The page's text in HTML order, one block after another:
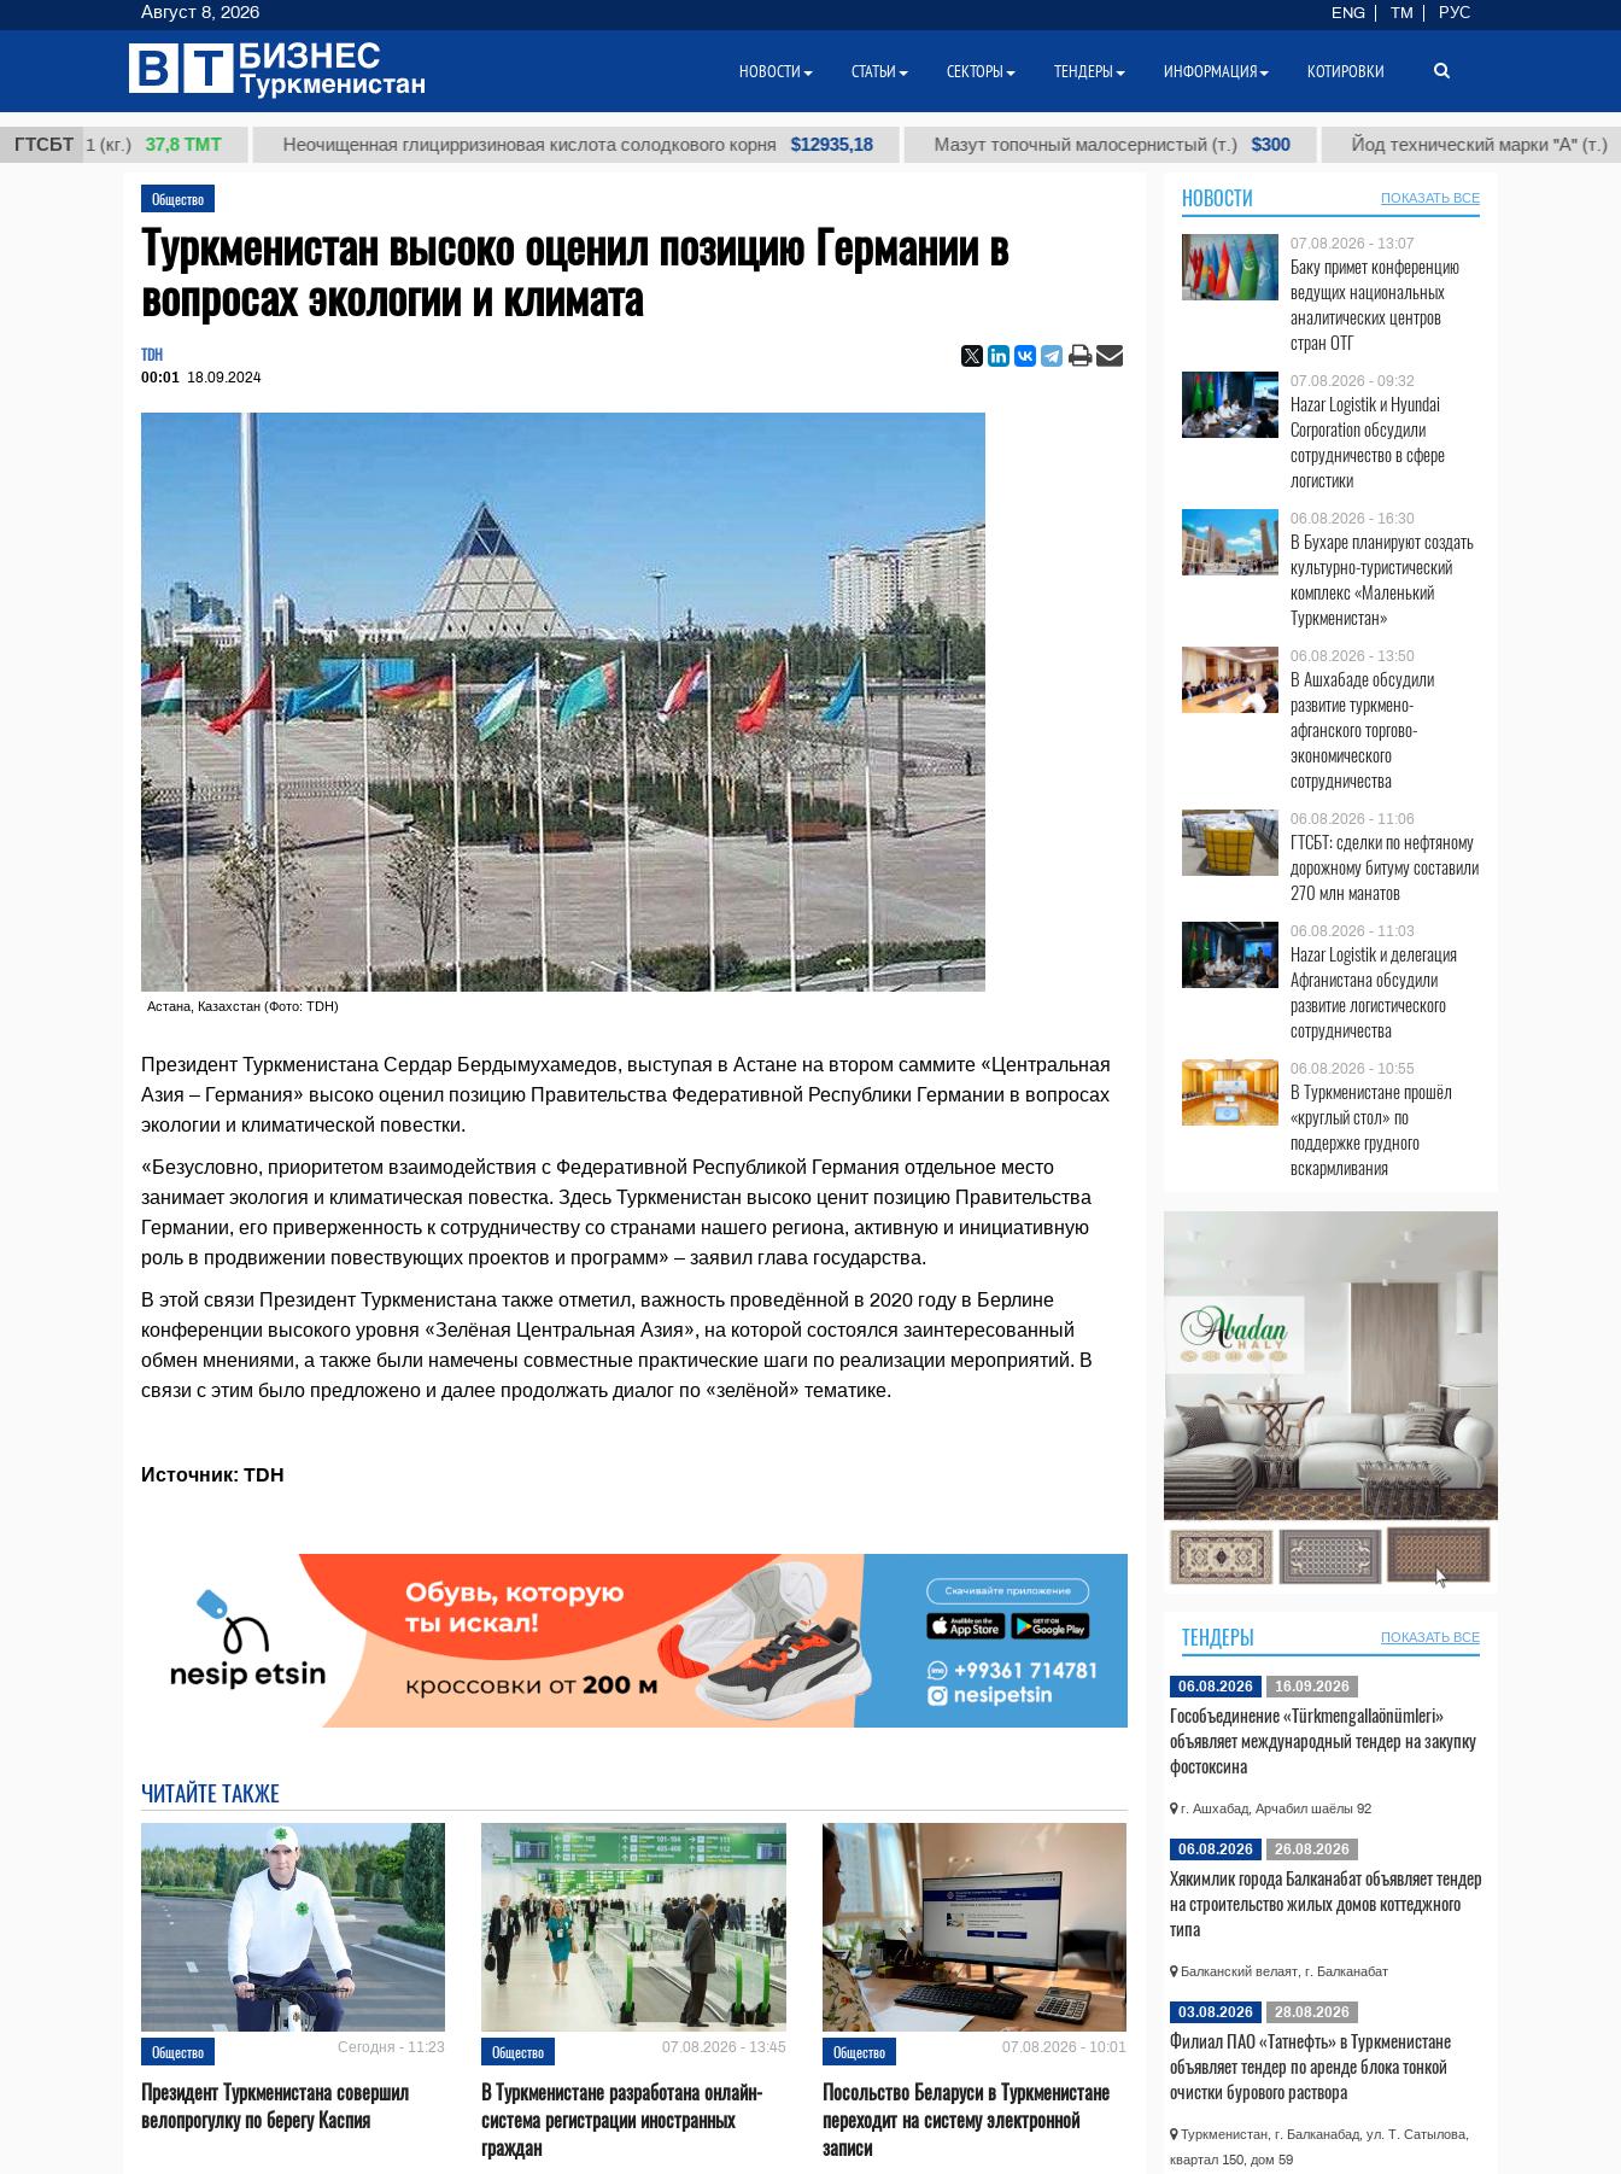
ГТСБТ
1 (кг.) 37,8 ТМТ Неочищенная глицирризиновая кислота солодкового корня $12935,18 Мазут топочный малосернистый (т.) $300 Йод технический марки "А" (т.) $86 000
Общество
Туркменистан высоко оценил позицию Германии в
вопросах экологии и климата
TDH
00:01 18.09.2024
Астана, Казахстан (Фото: TDH)
Президент Туркменистана Сердар Бердымухамедов, выступая в Астане на втором саммите «Центральная
Азия – Германия» высоко оценил позицию Правительства Федеративной Республики Германии в вопросах
экологии и климатической повестки.
«Безусловно, приоритетом взаимодействия с Федеративной Республикой Германия отдельное место
занимает экология и климатическая повестка. Здесь Туркменистан высоко ценит позицию Правительства
Германии, его приверженность к сотрудничеству со странами нашего региона, активную и инициативную
роль в продвижении повествующих проектов и программ» – заявил глава государства.
В этой связи Президент Туркменистана также отметил, важность проведённой в 2020 году в Берлине
конференции высокого уровня «Зелёная Центральная Азия», на которой состоялся заинтересованный
обмен мнениями, а также были намечены совместные практические шаги по реализации мероприятий. В
связи с этим было предложено и далее продолжать диалог по «зелёной» тематике.
Источник: TDH
ЧИТАЙТЕ ТАКЖЕ
Общество Сегодня - 11:23
Президент Туркменистана совершил
велопрогулку по берегу Каспия
Общество 07.08.2026 - 13:45
В Туркменистане разработана онлайн-
система регистрации иностранных
граждан
Общество 07.08.2026 - 10:01
Посольство Беларуси в Туркменистане
переходит на систему электронной
записи
НОВОСТИ ПОКАЗАТЬ ВСЕ
07.08.2026 - 13:07
Баку примет конференцию
ведущих национальных
аналитических центров
стран ОТГ
07.08.2026 - 09:32
Hazar Logistik и Hyundai
Corporation обсудили
сотрудничество в сфере
логистики
06.08.2026 - 16:30
В Бухаре планируют создать
культурно-туристический
комплекс «Маленький
Туркменистан»
06.08.2026 - 13:50
В Ашхабаде обсудили
развитие туркмено-
афганского торгово-
экономического
сотрудничества
06.08.2026 - 11:06
ГТСБТ: сделки по нефтяному
дорожному битуму составили
270 млн манатов
06.08.2026 - 11:03
Hazar Logistik и делегация
Афганистана обсудили
развитие логистического
сотрудничества
06.08.2026 - 10:55
В Туркменистане прошёл
«круглый стол» по
поддержке грудного
вскармливания
ТЕНДЕРЫ ПОКАЗАТЬ ВСЕ
06.08.2026 16.09.2026
Гособъединение «Türkmengallaönümleri»
объявляет международный тендер на закупку
фостоксина
г. Ашхабад, Арчабил шаёлы 92
06.08.2026 26.08.2026
Хякимлик города Балканабат объявляет тендер
на строительство жилых домов коттеджного
типа
Балканский велаят, г. Балканабат
03.08.2026 28.08.2026
Филиал ПАО «Татнефть» в Туркменистане
объявляет тендер по аренде блока тонкой
очистки бурового раствора
Туркменистан, г. Балканабад, ул. Т. Сатылова,
квартал 150, дом 59
Август 8, 2026 ENG TM РУС
НОВОСТИ СТАТЬИ СЕКТОРЫ ТЕНДЕРЫ ИНФОРМАЦИЯ КОТИРОВКИ